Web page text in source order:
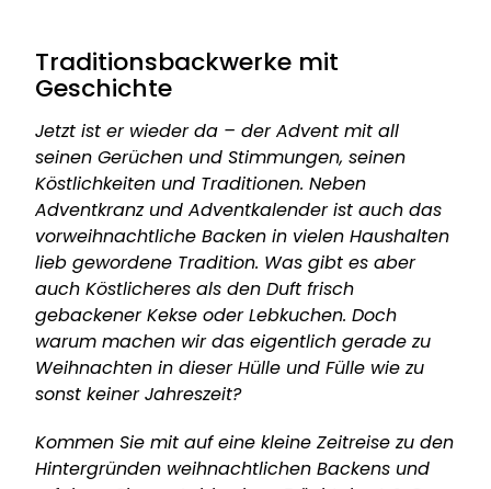
Traditionsbackwerke mit
Geschichte
Jetzt ist er wieder da – der Advent mit all
seinen Gerüchen und Stimmungen,seinen
Köstlichkeiten und Traditionen. Neben
Adventkranz undAdventkalender ist auch das
vorweihnachtliche Backen in vielen Haushalten
lieb gewordene Tradition. Was gibt es aber
auch Köstlicheres als den Duft frisch
gebackener Kekse oder Lebkuchen. Doch
warum machen wir das eigentlich gerade zu
Weihnachten in dieser Hülle und Fülle wie zu
sonst keiner Jahreszeit?
Kommen Sie mit auf eine kleine Zeitreise zu den
Hintergründen weihnachtlichen Backens und